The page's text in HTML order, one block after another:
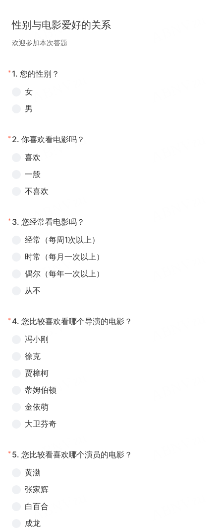
性别与电影爱好的关系
欢迎参加本次答题
* 1. 您的性别？
女
男
* 2. 你喜欢看电影吗？
喜欢
一般
不喜欢
* 3. 您经常看电影吗？
经常（每周1次以上）
时常（每月一次以上）
偶尔（每年一次以上）
从不
* 4. 您比较喜欢看哪个导演的电影？
冯小刚
徐克
贾樟柯
蒂姆伯顿
金依萌
大卫芬奇
* 5. 您比较看喜欢哪个演员的电影？
黄渤
张家辉
白百合
成龙